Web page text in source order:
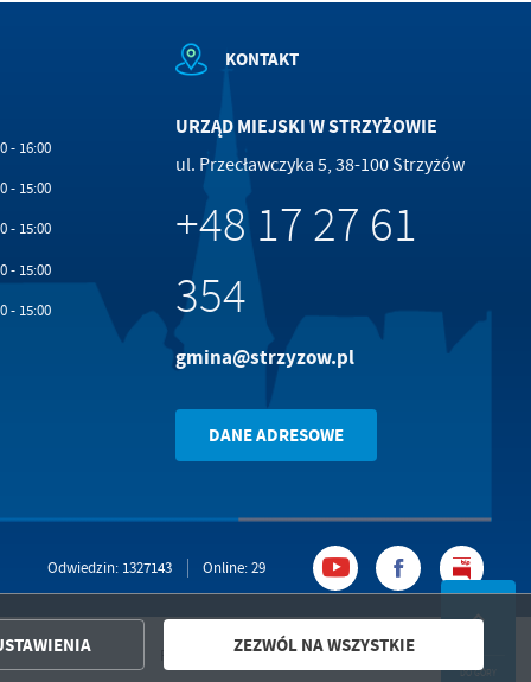
- 16:00
- 15:00
- 15:00
- 15:00
- 15:00
KONTAKT
URZĄD MIEJSKI W STRZYŻOWIE
ul. Przecławczyka 5, 38-100 Strzyżów
+48 17 27 61
354
gmina@strzyzow.pl
DANE ADRESOWE
Odwiedzin: 1327143 Online: 29
Powered by2ClickPortal®- Portale nowej generacji
DO GÓRY
ZEZWÓL NA WSZYSTKIE